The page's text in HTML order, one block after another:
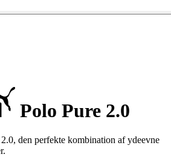
Polo Pure 2.0
den perfekte kombination af ydeevne